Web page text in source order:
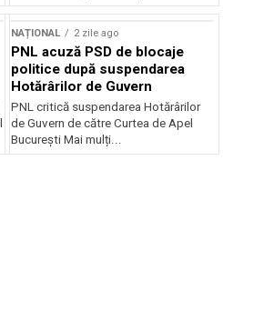
NAȚIONAL 2 zile ago
PNL acuză PSD de blocaje
politice după suspendarea
Hotărârilor de Guvern
PNL critică suspendarea Hotărârilor
de Guvern de către Curtea de Apel
București Mai mulți...